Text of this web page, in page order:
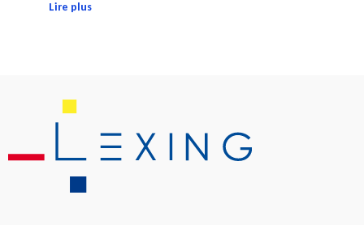
Lire plus